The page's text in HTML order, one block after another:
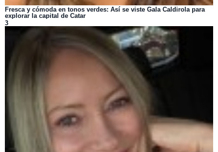
Fresca y cómoda en tonos verdes: Así se viste Gala Caldirola para
explorar la capital de Catar
3